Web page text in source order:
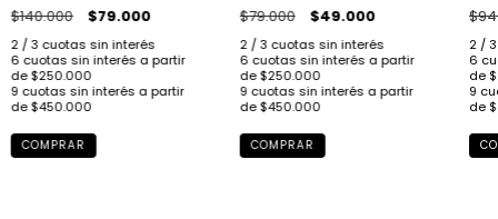
$140.000 $79.000
COMPRAR
$79.000 $49.000
COMPRAR